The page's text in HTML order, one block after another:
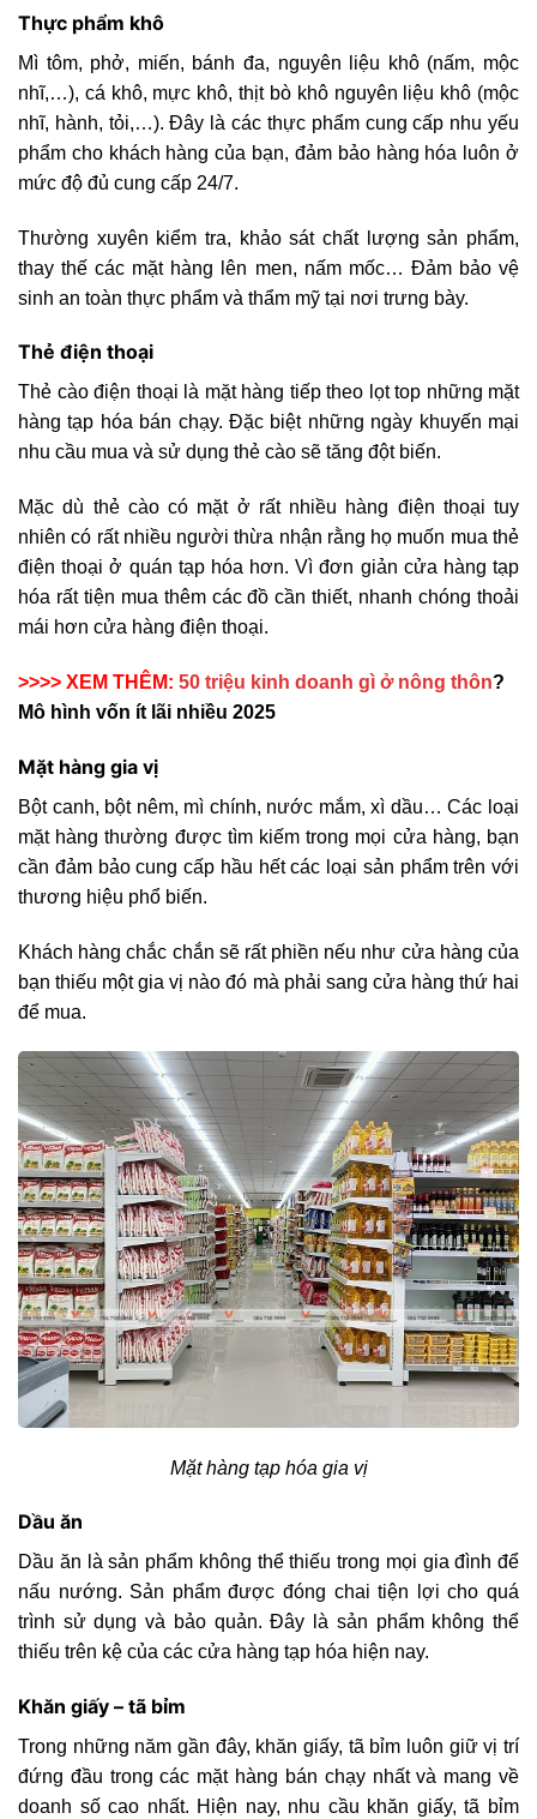
Thực phẩm khô
Mì tôm, phở, miến, bánh đa, nguyên liệu khô (nấm, mộc
nhĩ,…), cá khô, mực khô, thịt bò khô nguyên liệu khô (mộc
nhĩ, hành, tỏi,…). Đây là các thực phẩm cung cấp nhu yếu
phẩm cho khách hàng của bạn, đảm bảo hàng hóa luôn ở
mức độ đủ cung cấp 24/7.
Thường xuyên kiểm tra, khảo sát chất lượng sản phẩm,
thay thế các mặt hàng lên men, nấm mốc… Đảm bảo vệ
sinh an toàn thực phẩm và thẩm mỹ tại nơi trưng bày.
Thẻ điện thoại
Thẻ cào điện thoại là mặt hàng tiếp theo lọt top những mặt
hàng tạp hóa bán chạy. Đặc biệt những ngày khuyến mại
nhu cầu mua và sử dụng thẻ cào sẽ tăng đột biến.
Mặc dù thẻ cào có mặt ở rất nhiều hàng điện thoại tuy
nhiên có rất nhiều người thừa nhận rằng họ muốn mua thẻ
điện thoại ở quán tạp hóa hơn. Vì đơn giản cửa hàng tạp
hóa rất tiện mua thêm các đồ cần thiết, nhanh chóng thoải
mái hơn cửa hàng điện thoại.
>>>> XEM THÊM: 50 triệu kinh doanh gì ở nông thôn?
Mô hình vốn ít lãi nhiều 2025
Mặt hàng gia vị
Bột canh, bột nêm, mì chính, nước mắm, xì dầu… Các loại
mặt hàng thường được tìm kiếm trong mọi cửa hàng, bạn
cần đảm bảo cung cấp hầu hết các loại sản phẩm trên với
thương hiệu phổ biến.
Khách hàng chắc chắn sẽ rất phiền nếu như cửa hàng của
bạn thiếu một gia vị nào đó mà phải sang cửa hàng thứ hai
để mua.
Mặt hàng tạp hóa gia vị
Dầu ăn
Dầu ăn là sản phẩm không thể thiếu trong mọi gia đình để
nấu nướng. Sản phẩm được đóng chai tiện lợi cho quá
trình sử dụng và bảo quản. Đây là sản phẩm không thể
thiếu trên kệ của các cửa hàng tạp hóa hiện nay.
Khăn giấy – tã bỉm
Trong những năm gần đây, khăn giấy, tã bỉm luôn giữ vị trí
đứng đầu trong các mặt hàng bán chạy nhất và mang về
doanh số cao nhất. Hiện nay, nhu cầu khăn giấy, tã bỉm